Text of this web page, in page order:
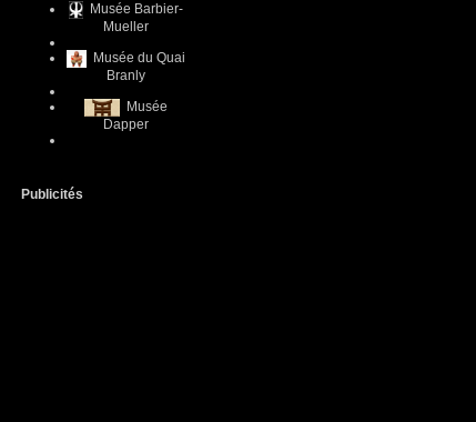
Musée Barbier-
Mueller
Musée du Quai
Branly
Musée
Dapper
Publicités